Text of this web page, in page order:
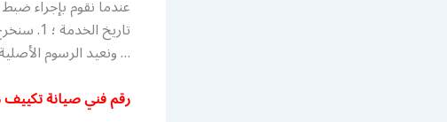
… ونعيد الرسوم
رقم فني صيانة